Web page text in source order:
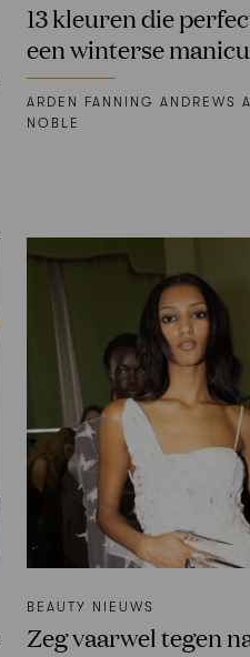
13 kleuren die
een winterse
ARDEN FANNING ANDREWS
NOBLE
BEAUTY NIEUWS
Zeg vaarwel tegen